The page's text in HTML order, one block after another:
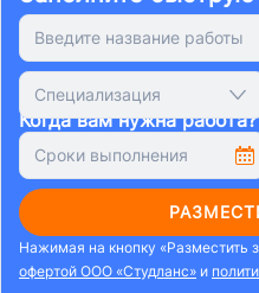
Специализация
Когда вам нужна работа?
Нажимая на кнопку «Разместить
офертой ООО «Студланс» и